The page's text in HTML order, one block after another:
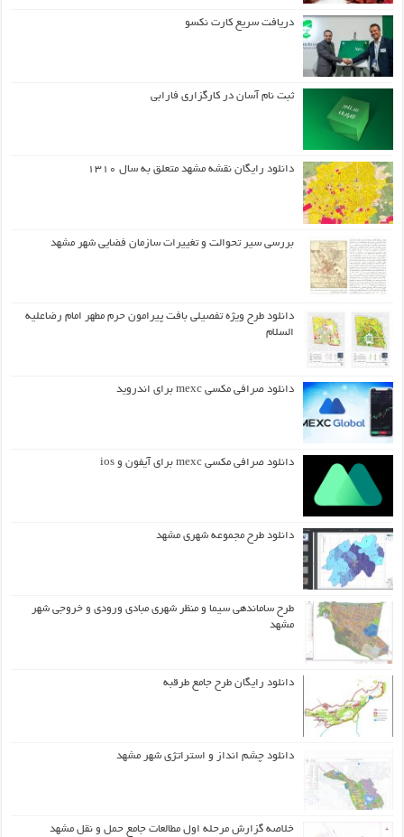
دریافت سریع کارت نکسو
ثبت نام آسان در کارگزاری فارابی
دانلود رایگان نقشه مشهد متعلق به سال ۱۳۱۰
بررسی سیر تحوالت و تغییرات سازمان فضایی شهر مشهد
دانلود طرح ويژه تفصيلي بافت پيرامون حرم مطهر امام رضاعليه
السلام
دانلود صرافی مکسی mexc برای اندروید
دانلود صرافی مکسی mexc برای آیفون و ios
دانلود طرح مجموعه شهری مشهد
طرح ساماندهی سیما و منظر شهری مبادی ورودی و خروجی شهر
مشهد
دانلود رایگان طرح جامع طرقبه
دانلود چشم انداز و استراتژی شهر مشهد
خلاصه گزارش مرحله اول مطالعات جامع حمل و نقل مشهد